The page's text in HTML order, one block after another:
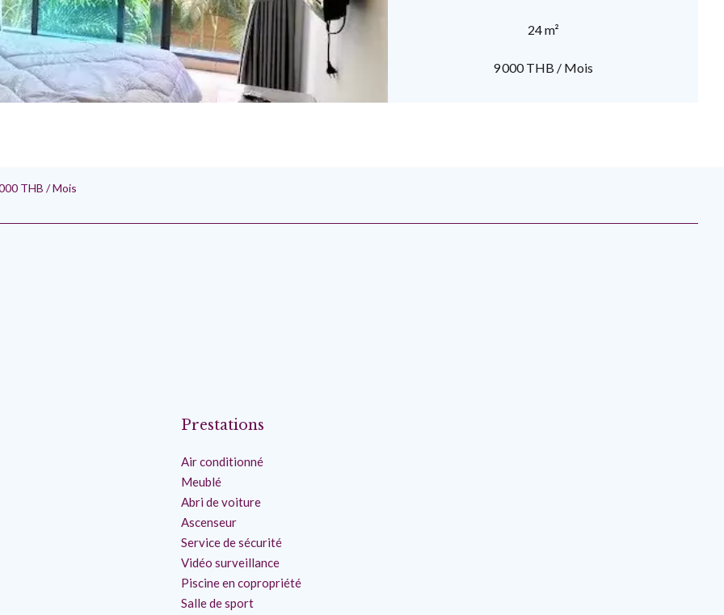
24 m²
9 000 THB / Mois
THB / Mois
Prestations
Air conditionné
Meublé
Abri de voiture
Ascenseur
Service de sécurité
Vidéo surveillance
Piscine en copropriété
Salle de sport